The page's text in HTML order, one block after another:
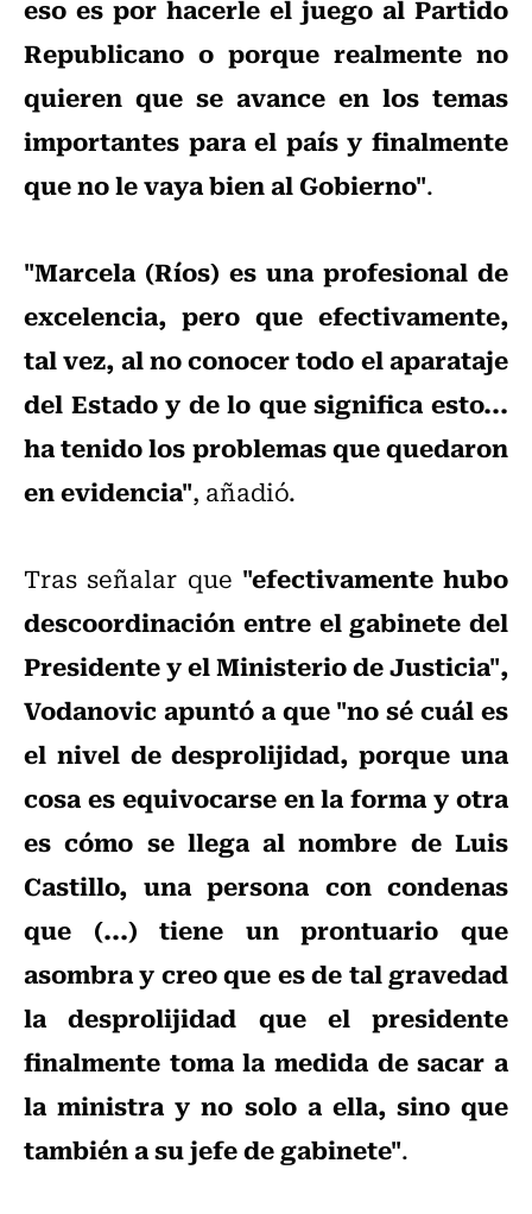
eso es por hacerle el juego al Partido
Republicano o porque realmente no
quieren que se avance en los temas
importantes para el país y finalmente
que no le vaya bien al Gobierno".
"Marcela (Ríos) es una profesional de
excelencia, pero que efectivamente,
tal vez, al no conocer todo el aparataje
del Estado y de lo que significa esto...
ha tenido los problemas que quedaron
en evidencia", añadió.
Tras señalar que "efectivamente hubo
descoordinación entre el gabinete del
Presidente y el Ministerio de Justicia",
Vodanovic apuntó a que "no sé cuál es
el nivel de desprolijidad, porque una
cosa es equivocarse en la forma y otra
es cómo se llega al nombre de Luis
Castillo, una persona con condenas
que (...) tiene un prontuario que
asombra y creo que es de tal gravedad
la desprolijidad que el presidente
finalmente toma la medida de sacar a
la ministra y no solo a ella, sino que
también a su jefe de gabinete".